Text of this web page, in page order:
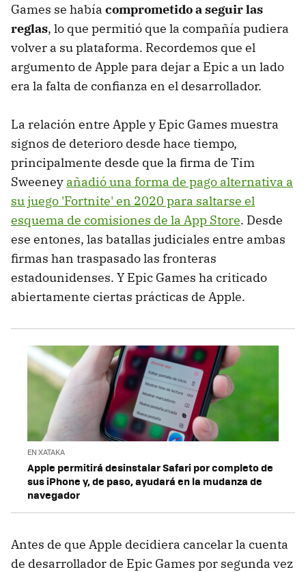
Games se había comprometido a seguir las
reglas, lo que permitió que la compañía pudiera
volver a su plataforma. Recordemos que el
argumento de Apple para dejar a Epic a un lado
era la falta de confianza en el desarrollador.
La relación entre Apple y Epic Games muestra
signos de deterioro desde hace tiempo,
principalmente desde que la firma de Tim
Sweeney añadió una forma de pago alternativa a
su juego 'Fortnite' en 2020 para saltarse el
esquema de comisiones de la App Store. Desde
ese entones, las batallas judiciales entre ambas
firmas han traspasado las fronteras
estadounidenses. Y Epic Games ha criticado
abiertamente ciertas prácticas de Apple.
EN XATAKA
Apple permitirá desinstalar Safari por completo de
sus iPhone y, de paso, ayudará en la mudanza de
navegador
Antes de que Apple decidiera cancelar la cuenta
de desarrollador de Epic Games por segunda vez